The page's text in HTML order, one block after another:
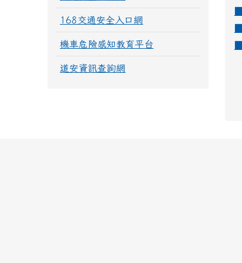
168交通安全入口網
機車危險感知教育平台
道安資訊查詢網